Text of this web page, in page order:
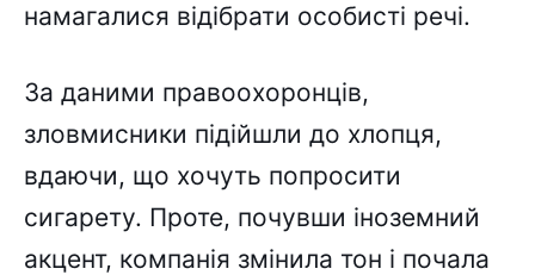
намагалися відібрати особисті речі.
За даними правоохоронців,
зловмисники підійшли до хлопця,
вдаючи, що хочуть попросити
сигарету. Проте, почувши іноземний
акцент, компанія змінила тон і почала